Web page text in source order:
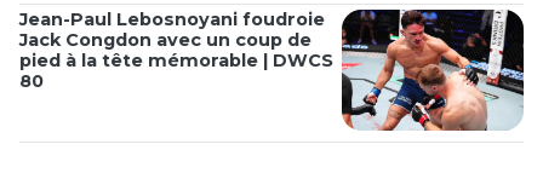
Jean-Paul Lebosnoyani foudroie
Jack Congdon avec un coup de
pied à la tête mémorable | DWCS
80